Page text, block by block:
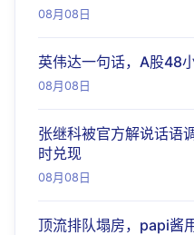
08月08日
英伟达一句话，A股48
08月08日
张继科被官方解说话语
时兑现
08月08日
顶流排队塌房，papi酱